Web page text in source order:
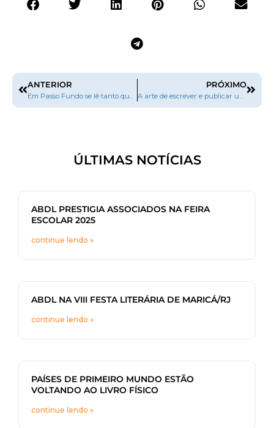
ANTERIOR
Em Passo Fundo se lê tanto quanto na França
PRÓXIMO
A arte de escrever e publicar um livro e o mercado editorial brasileiro
ÚLTIMAS NOTÍCIAS
ABDL PRESTIGIA ASSOCIADOS NA FEIRA
ESCOLAR 2025
continue lendo »
ABDL NA VIII FESTA LITERÁRIA DE MARICÁ/RJ
continue lendo »
PAÍSES DE PRIMEIRO MUNDO ESTÃO
VOLTANDO AO LIVRO FÍSICO
continue lendo »